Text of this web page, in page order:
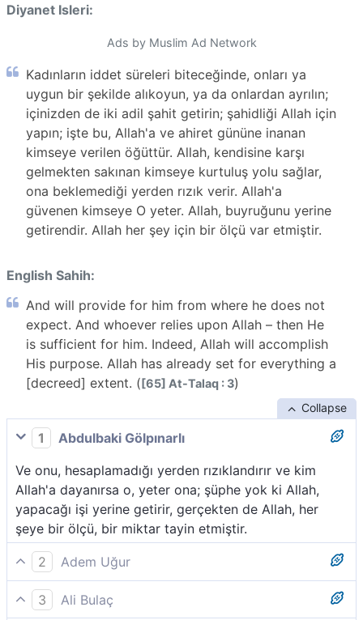
Diyanet Isleri:
Ads by Muslim Ad Network
Kadınların iddet süreleri biteceğinde, onları ya
uygun bir şekilde alıkoyun, ya da onlardan ayrılın;
içinizden de iki adil şahit getirin; şahidliği Allah için
yapın; işte bu, Allah'a ve ahiret gününe inanan
kimseye verilen öğüttür. Allah, kendisine karşı
gelmekten sakınan kimseye kurtuluş yolu sağlar,
ona beklemediği yerden rızık verir. Allah'a
güvenen kimseye O yeter. Allah, buyruğunu yerine
getirendir. Allah her şey için bir ölçü var etmiştir.
English Sahih:
And will provide for him from where he does not
expect. And whoever relies upon Allah – then He
is sufficient for him. Indeed, Allah will accomplish
His purpose. Allah has already set for everything a
[decreed] extent. ([65] At-Talaq : 3)
Collapse
1
Abdulbaki Gölpınarlı
Ve onu, hesaplamadığı yerden rızıklandırır ve kim
Allah'a dayanırsa o, yeter ona; şüphe yok ki Allah,
yapacağı işi yerine getirir, gerçekten de Allah, her
şeye bir ölçü, bir miktar tayin etmiştir.
2
Adem Uğur
Ve ona beklemediği yerden rızık verir. Kim Allah´a
güvenirse O, ona yeter. Şüphesiz Allah, emrini yerine
3
Ali Bulaç